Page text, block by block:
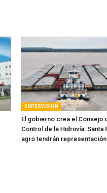
SUPERVISIÓN
El gobierno crea el Consejo
Control de la Hidrovía: Santa
agro tendrán representación